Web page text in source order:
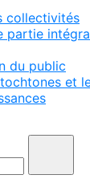
collectivités
partie
du public
et